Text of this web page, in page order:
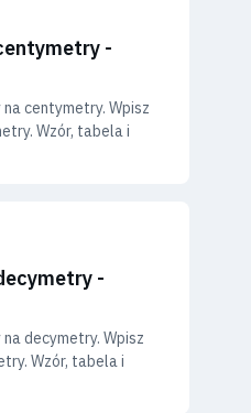
-
centymetry. Wpisz
Wzór, tabela i
-
decymetry. Wpisz
Wzór, tabela i